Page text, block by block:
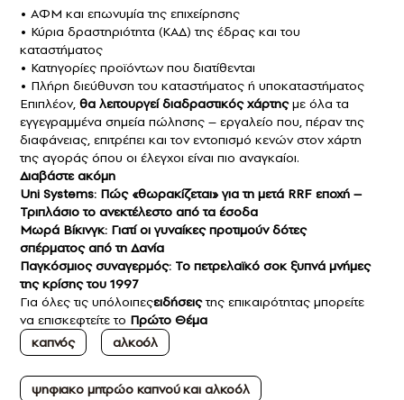
• ΑΦΜ και επωνυμία της επιχείρησης
• Κύρια δραστηριότητα (ΚΑΔ) της έδρας και του
καταστήματος
• Κατηγορίες προϊόντων που διατίθενται
• Πλήρη διεύθυνση του καταστήματος ή υποκαταστήματος
Επιπλέον, θα λειτουργεί διαδραστικός χάρτηςμε όλα τα
εγγεγραμμένα σημεία πώλησης – εργαλείο που, πέραν της
διαφάνειας, επιτρέπει και τον εντοπισμό κενών στον χάρτη
της αγοράς όπου οι έλεγχοι είναι πιο αναγκαίοι.
Διαβάστε ακόμη
Uni Systems: Πώς «θωρακίζεται» για τη μετά RRF εποχή –
Τριπλάσιο το ανεκτέλεστο από τα έσοδα
Μωρά Βίκινγκ: Γιατί οι γυναίκες προτιμούν δότες
σπέρματος από τη Δανία
Παγκόσμιος συναγερμός: Το πετρελαϊκό σοκ ξυπνά μνήμες
της κρίσης του 1997
Για όλες τις υπόλοιπεςειδήσειςτης επικαιρότητας μπορείτε
να επισκεφτείτε το Πρώτο Θέμα
καπνός
αλκοόλ
ψηφιακο μητρώο καπνού και αλκοόλ